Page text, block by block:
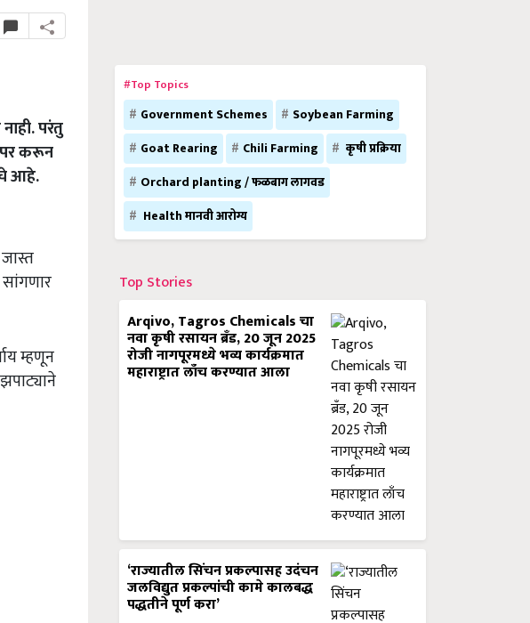
परंतु
करून
आहे.
म्हणून
#Top Topics
Government Schemes
Soybean Farming
Goat Rearing
Chili Farming
कृषी प्रक्रिया
Orchard planting / फळबाग लागवड
Health मानवी आरोग्य
Top Stories
Arqivo, Tagros Chemicals चा
नवा कृषी रसायन ब्रँड, 20 जून 2025
रोजी नागपूरमध्ये भव्य कार्यक्रमात
महाराष्ट्रात लाँच करण्यात आला
‘राज्यातील सिंचन प्रकल्पासह उदंचन
जलविद्युत प्रकल्पांची कामे कालबद्ध
पद्धतीने पूर्ण करा’